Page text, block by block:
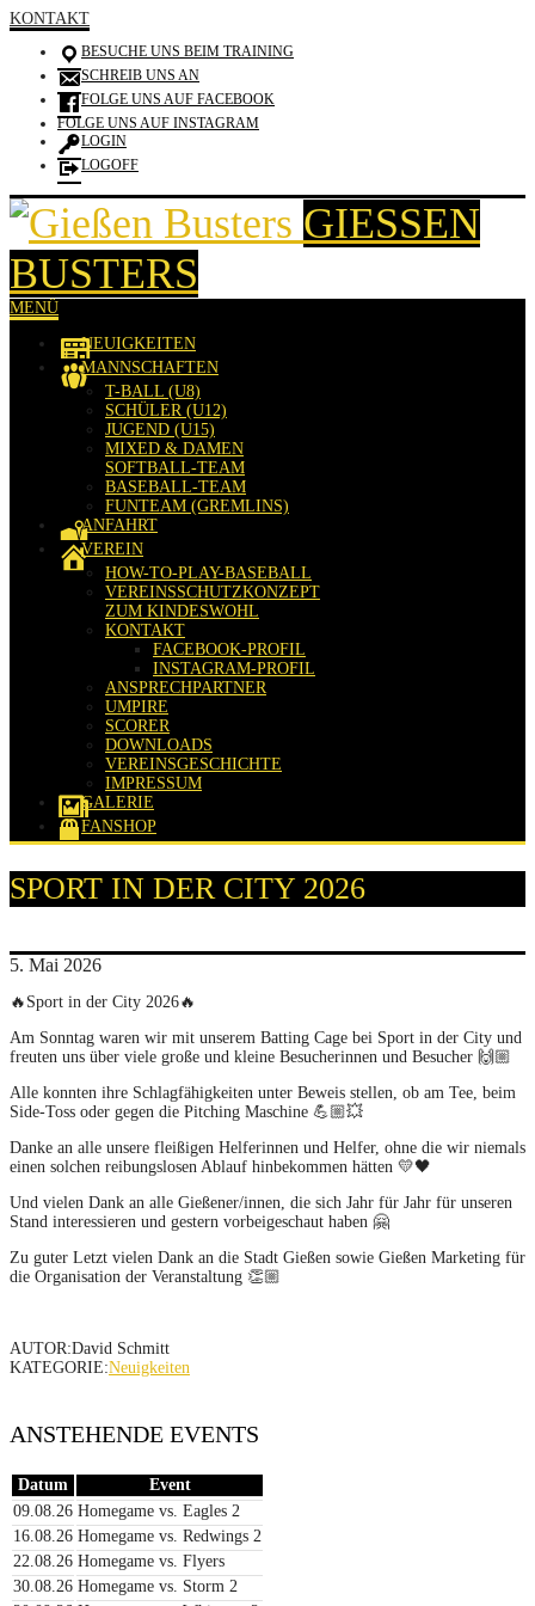
KONTAKT
BESUCHE UNS BEIM TRAINING
SCHREIB UNS AN
FOLGE UNS AUF FACEBOOK
FOLGE UNS AUF INSTAGRAM
LOGIN
LOGOFF
GIESSEN B
USTERS
MENÜ
NEUIGKEITEN
MANNSCHAFTEN
T-BALL (U8)
SCHÜLER (U12)
JUGEND (U15)
MIXED & DAMEN
SOFTBALL-TEAM
BASEBALL-TEAM
FUNTEAM (GREMLINS)
ANFAHRT
VEREIN
HOW-TO-PLAY-BASEBALL
VEREINSSCHUTZKONZEPT
ZUM KINDESWOHL
KONTAKT
FACEBOOK-PROFIL
INSTAGRAM-PROFIL
ANSPRECHPARTNER
UMPIRE
SCORER
DOWNLOADS
VEREINSGESCHICHTE
IMPRESSUM
GALERIE
FANSHOP
SPORT IN DER CITY 2026
5. Mai 2026
🔥Sport in der City 2026🔥
Am Sonntag waren wir mit unserem Batting Cage bei Sport in der City und
freuten uns über viele große und kleine Besucherinnen und Besucher 🙌🏼
Alle konnten ihre Schlagfähigkeiten unter Beweis stellen, ob am Tee, beim
Side-Toss oder gegen die Pitching Maschine 💪🏼💥
Danke an alle unsere fleißigen Helferinnen und Helfer, ohne die wir niemals
einen solchen reibungslosen Ablauf hinbekommen hätten 💛🖤
Und vielen Dank an alle Gießener/innen, die sich Jahr für Jahr für unseren
Stand interessieren und gestern vorbeigeschaut haben 🤗
Zu guter Letzt vielen Dank an die Stadt Gießen sowie Gießen Marketing für
die Organisation der Veranstaltung 👏🏼
AUTOR:David Schmitt
KATEGORIE:Neuigkeiten
ANSTEHENDE EVENTS
Datum
Event
09.08.26 Homegame vs. Eagles 2
16.08.26 Homegame vs. Redwings 2
22.08.26 Homegame vs. Flyers
30.08.26 Homegame vs. Storm 2